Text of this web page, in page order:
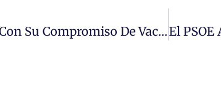
La Junta Miente Y No Cumple Con Su Compromiso De Vacunar A Personas Mayores Y Dependientes En Sus Domicilios O Lugares De Residencia En Salamanca